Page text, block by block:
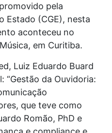
pela
Estado (CGE), nesta
aconteceu no
em Curitiba.
Luiz Eduardo Buard
“Gestão da Ouvidoria:
que teve como
Romão, PhD e